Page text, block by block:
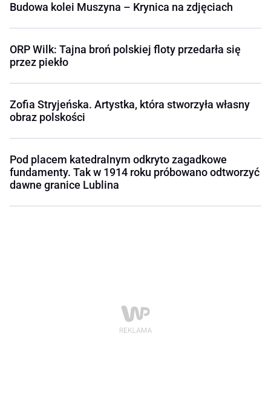
Budowa kolei Muszyna – Krynica na zdjęciach
ORP Wilk: Tajna broń polskiej floty przedarła się
przez piekło
Zofia Stryjeńska. Artystka, która stworzyła własny
obraz polskości
Pod placem katedralnym odkryto zagadkowe
fundamenty. Tak w 1914 roku próbowano odtworzyć
dawne granice Lublina